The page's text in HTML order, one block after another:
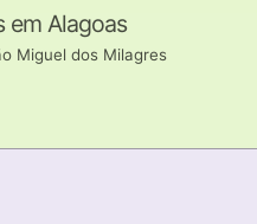
em Alagoas
Miguel dos Milagres